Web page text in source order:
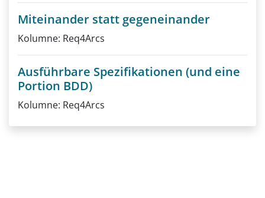
Miteinander statt gegeneinander
Kolumne: Req4Arcs
Ausführbare Spezifikationen (und eine
Portion BDD)
Kolumne: Req4Arcs